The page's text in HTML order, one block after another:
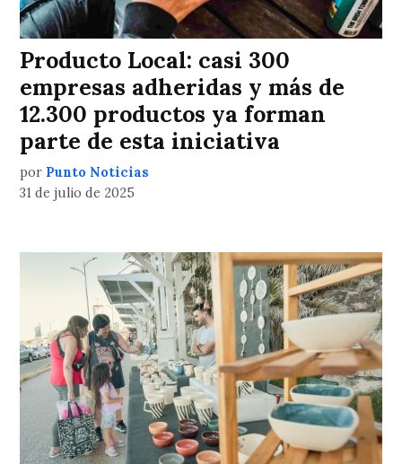
Producto Local: casi 300
empresas adheridas y más de
12.300 productos ya forman
parte de esta iniciativa
por Punto Noticias
31 de julio de 2025